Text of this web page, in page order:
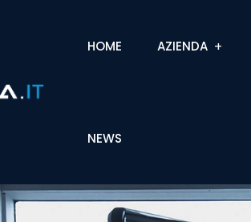
HOME AZIENDA
NEWS